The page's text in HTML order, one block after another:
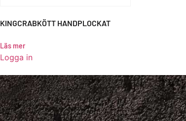
KINGCRABKÖTT HANDPLOCKAT
Läs mer
Logga in